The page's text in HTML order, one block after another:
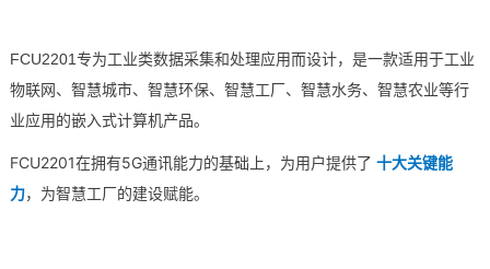
FCU2201专为工业类数据采集和处理应用而设计，是一款适用于工业
物联网、 智慧城市、智慧环保、智慧工厂、智慧水务、智慧农业等行
业应用的嵌入式计算机产品。
FCU2201在拥有5G通讯能力的基础上，为用户提供了 十大关键能
力，为智慧工厂的建设赋能。